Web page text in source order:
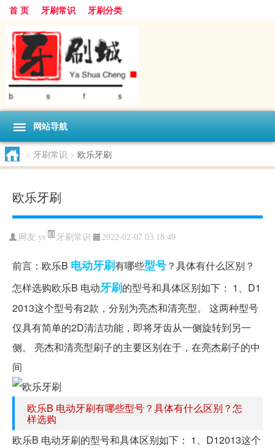
首 页 牙刷常识 牙刷分类
网站导航
> 牙刷常识 > 欧乐牙刷
欧乐牙刷
网友:ys 牙刷常识 2022-02-07 03:18:49
前言：欧乐B 电动牙刷有哪些型号？具体有什么区别？
怎样选购欧乐B 电动牙刷的型号和具体区别如下： 1、D1
2013这个型号有2款，分别为亮杰和清亮型。 这两种型号
仅具有简单的2D清洁功能，即将牙齿从一侧旋转到另一
侧。 亮杰和清亮型刷子的主要区别在于，在亮杰刷子的中
间
欧乐B 电动牙刷有哪些型号？具体有什么区别？怎
样选购
欧乐B 电动牙刷的型号和具体区别如下： 1、D12013这个